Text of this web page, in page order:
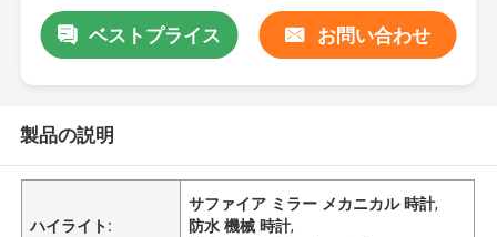
ベストプライス お問い合わせ
製品の説明
ハイライト:
サファイア ミラー メカニカル 時計,
防水 機械 時計,